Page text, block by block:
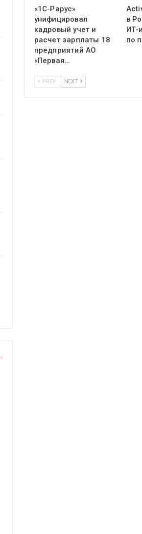
«1С-Рарус»
унифицировал
кадровый учет и
расчет зарплаты 18
предприятий АО
«Первая…
в
ИТ-
по
PREV NEXT